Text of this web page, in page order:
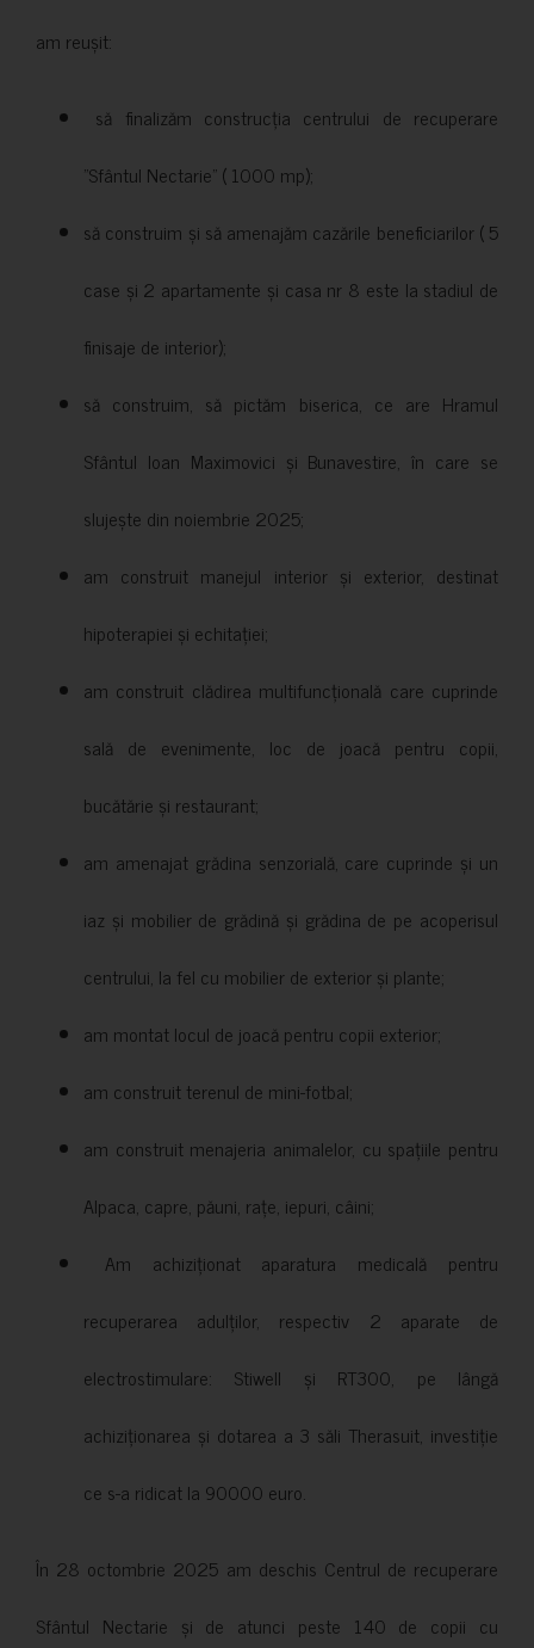
am reușit:
să finalizăm construcția centrului de recuperare
”Sfântul Nectarie” ( 1000 mp);
să construim și să amenajăm cazările beneficiarilor ( 5
case și 2 apartamente și casa nr 8 este la stadiul de
finisaje de interior);
să construim, să pictăm biserica, ce are Hramul
Sfântul Ioan Maximovici și Bunavestire, în care se
slujește din noiembrie 2025;
am construit manejul interior și exterior, destinat
hipoterapiei și echitației;
am construit clădirea multifuncțională care cuprinde
sală de evenimente, loc de joacă pentru copii,
bucătărie și restaurant;
am amenajat grădina senzorială, care cuprinde și un
iaz și mobilier de grădină și grădina de pe acoperisul
centrului, la fel cu mobilier de exterior și plante;
am montat locul de joacă pentru copii exterior;
am construit terenul de mini-fotbal;
am construit menajeria animalelor, cu spațiile pentru
Alpaca, capre, păuni, rațe, iepuri, câini;
Am achiziționat aparatura medicală pentru
recuperarea adulților, respectiv 2 aparate de
electrostimulare: Stiwell și RT300, pe lângă
achiziționarea și dotarea a 3 săli Therasuit, investiție
ce s-a ridicat la 90000 euro.
În 28 octombrie 2025 am deschis Centrul de recuperare
Sfântul Nectarie și de atunci peste 140 de copii cu